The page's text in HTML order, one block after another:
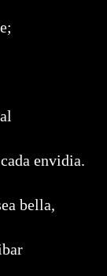
envidia.
bella,